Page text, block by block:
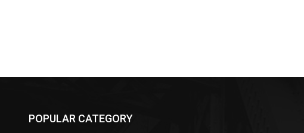
POPULAR CATEGORY